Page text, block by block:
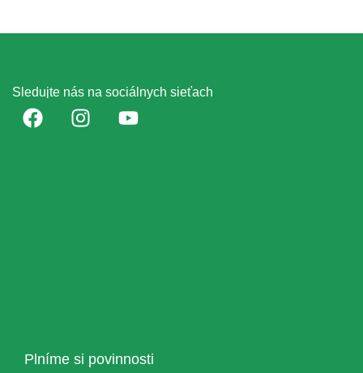
Sledujte nás na sociálnych sieťach
Plníme si povinnosti